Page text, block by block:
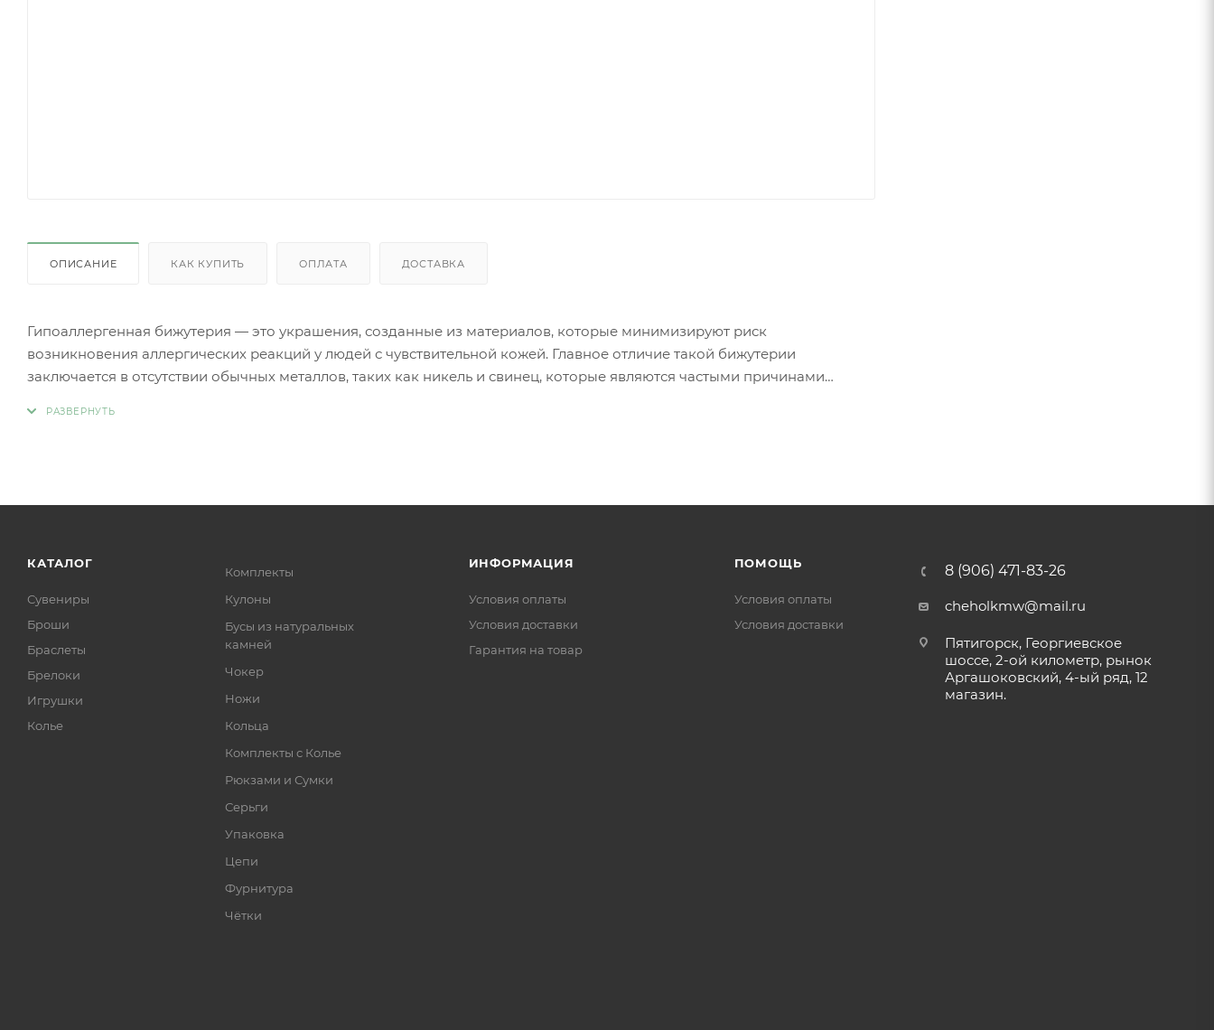
ОПИСАНИЕ КАК КУПИТЬ ОПЛАТА ДОСТАВКА
Гипоаллергенная бижутерия — это украшения, созданные из материалов, которые минимизируют риск
возникновения аллергических реакций у людей с чувствительной кожей. Главное отличие такой бижутерии
заключается в отсутствии обычных металлов, таких как никель и свинец, которые являются частыми причинами
Золото (особенно высокой пробы, хотя даже золотые изделия могут содержать никель в сплавах).
Ниобий.
КАТАЛОГ
Сувениры
Броши
Браслеты
Брелоки
Игрушки
Колье
Комплекты
Кулоны
Бусы из натуральных
камней
Чокер
Ножи
Кольца
Комплекты с Колье
Рюкзами и Сумки
Серьги
Упаковка
Цепи
Фурнитура
Чётки
ИНФОРМАЦИЯ
Условия оплаты
Условия доставки
Гарантия на товар
ПОМОЩЬ
Условия оплаты
Условия доставки
8 (906) 471-83-26
cheholkmw@mail.ru
Пятигорск, Георгиевское
шоссе, 2-ой километр, рынок
Аргашоковский, 4-ый ряд, 12
магазин.